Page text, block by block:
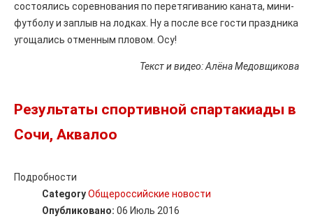
состоялись соревнования по перетягиванию каната, мини-
футболу и заплыв на лодках. Ну а после все гости праздника
угощались отменным пловом. Осу!
Текст и видео: Алёна Медовщикова
Результаты спортивной спартакиады в
Сочи, Аквалоо
Подробности
CategoryОбщероссийские новости
Опубликовано: 06 Июль 2016